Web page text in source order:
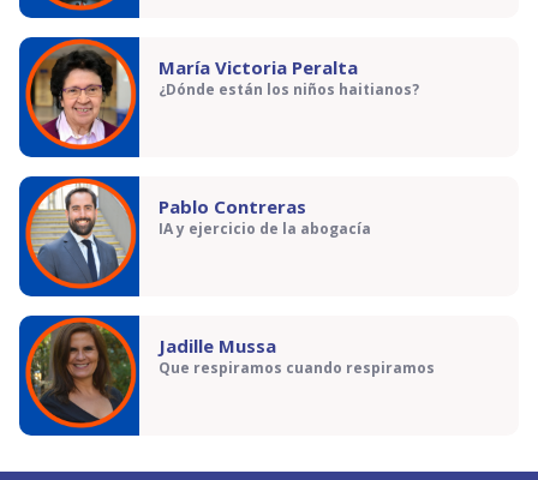
María Victoria Peralta
¿Dónde están los niños haitianos?
Pablo Contreras
IA y ejercicio de la abogacía
Jadille Mussa
Que respiramos cuando respiramos